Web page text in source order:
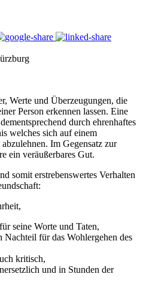
Werte und Überzeugungen, die
Person erkennen lassen. Eine
durch ehrenhaftes
welches sich auf einem
Im Gegensatz zur
ein veräußerbares Gut.
somit erstrebenswertes Verhalten
seine Worte und Taten,
Nachteil für das Wohlergehen des
kritisch,
und in Stunden der